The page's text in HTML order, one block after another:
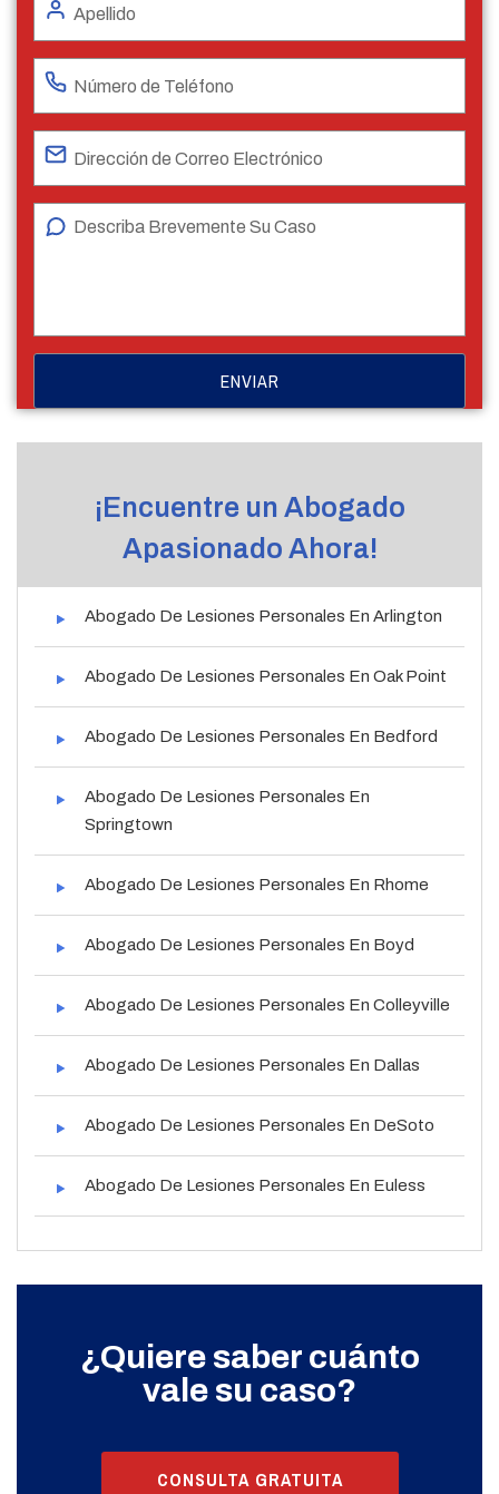
¡Encuentre un Abogado
Apasionado Ahora!
Abogado De Lesiones Personales En Arlington
Abogado De Lesiones Personales En Oak Point
Abogado De Lesiones Personales En Bedford
Abogado De Lesiones Personales En
Springtown
Abogado De Lesiones Personales En Rhome
Abogado De Lesiones Personales En Boyd
Abogado De Lesiones Personales En Colleyville
Abogado De Lesiones Personales En Dallas
Abogado De Lesiones Personales En DeSoto
Abogado De Lesiones Personales En Euless
¿Quiere saber cuánto
vale su caso?
CONSULTA GRATUITA